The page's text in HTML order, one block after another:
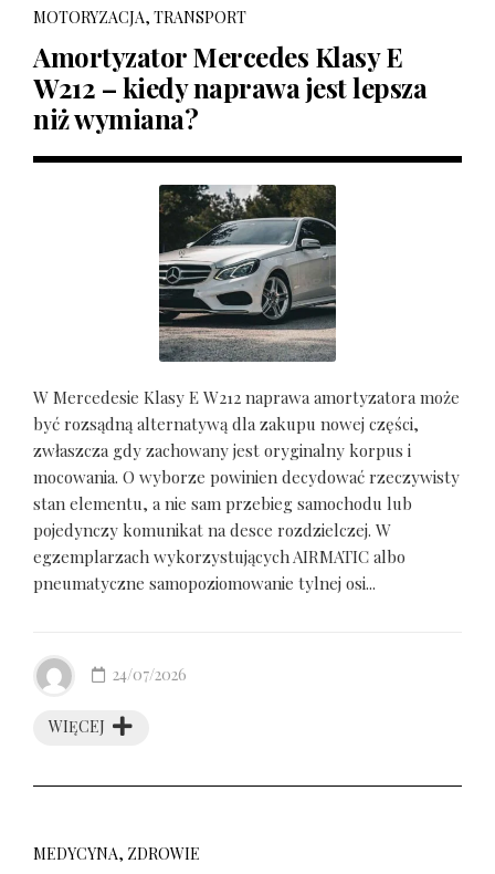
MOTORYZACJA, TRANSPORT
Amortyzator Mercedes Klasy E
W212 – kiedy naprawa jest lepsza
niż wymiana?
W Mercedesie Klasy E W212 naprawa amortyzatora może
być rozsądną alternatywą dla zakupu nowej części,
zwłaszcza gdy zachowany jest oryginalny korpus i
mocowania. O wyborze powinien decydować rzeczywisty
stan elementu, a nie sam przebieg samochodu lub
pojedynczy komunikat na desce rozdzielczej. W
egzemplarzach wykorzystujących AIRMATIC albo
pneumatyczne samopoziomowanie tylnej osi...
WIĘCEJ
24/07/2026
MEDYCYNA, ZDROWIE